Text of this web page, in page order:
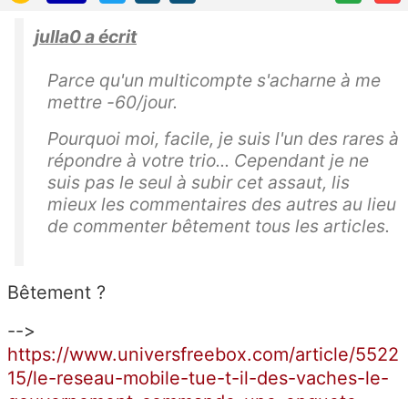
julla0 a écrit
Parce qu'un multicompte s'acharne à me
mettre -60/jour.
Pourquoi moi, facile, je suis l'un des rares à
répondre à votre trio... Cependant je ne
suis pas le seul à subir cet assaut, lis
mieux les commentaires des autres au lieu
de commenter bêtement tous les articles.
Bêtement ?
-->
https://www.universfreebox.com/article/5522
15/le-reseau-mobile-tue-t-il-des-vaches-le-